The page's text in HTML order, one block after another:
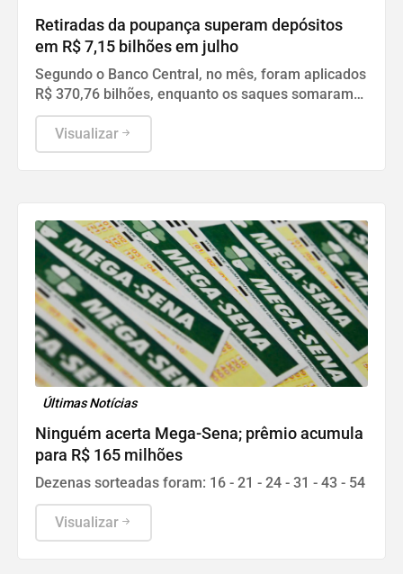
Retiradas da poupança superam depósitos
em R$ 7,15 bilhões em julho
Segundo o Banco Central, no mês, foram aplicados
R$ 370,76 bilhões, enquanto os saques somaram
R$ 377,92 bilhões.
Visualizar
Últimas Notícias
Ninguém acerta Mega-Sena; prêmio acumula
para R$ 165 milhões
Dezenas sorteadas foram: 16 - 21 - 24 - 31 - 43 - 54
Visualizar